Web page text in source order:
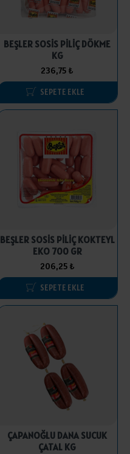
BEŞLER SOSİS PİLİÇ DÖKME
KG
236,75 ₺
SEPETE EKLE
BEŞLER SOSİS PİLİÇ KOKTEYL
EKO 700 GR
206,25 ₺
SEPETE EKLE
ÇAPANOĞLU DANA SUCUK
ÇATAL KG